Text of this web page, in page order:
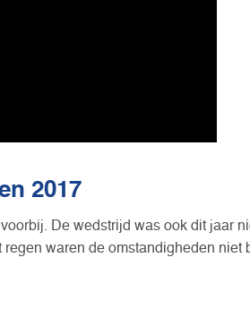
2017
De wedstrijd was ook dit jaar
waren de omstandigheden niet